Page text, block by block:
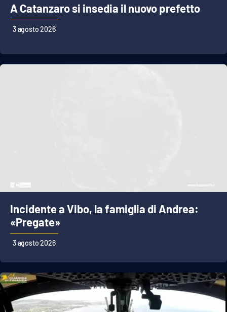
A Catanzaro si insedia il nuovo prefetto
3 agosto 2026
Incidente a Vibo, la famiglia di Andrea:
«Pregate»
3 agosto 2026